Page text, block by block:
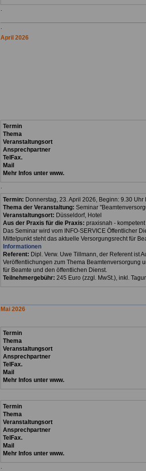
.
.
April 2026
Termin
Thema
Veranstaltungsort
Ansprechpartner
TelFax.
Mail
Mehr Infos unter www.
.
Termin: Donnerstag, 23. April 2026, Beginn: 9.30 Uhr
Thema der Veranstaltung: Seminar
Veranstaltungsort: Düsseldorf, Hotel
Aus der Praxis für die Praxis: praxisnah -
Das Seminar wird vom INFO-SERVICE Öffentlicher
Mittelpunkt steht das aktuelle Versorgungsrecht für
Informationen
Referent: Dipl. Verw. Uwe Tillmann, der Referent ist
Veröffentlichungen zum Thema Beamtenversorgung
für Beamte und den öffentlichen Dienst.
Teilnehmergebühr: 245 Euro (zzgl. MwSt.), inkl.
Mai 2026
Termin
Thema
Veranstaltungsort
Ansprechpartner
TelFax.
Mail
Mehr Infos unter www.
Termin
Thema
Veranstaltungsort
Ansprechpartner
TelFax.
Mail
Mehr Infos unter www.
.